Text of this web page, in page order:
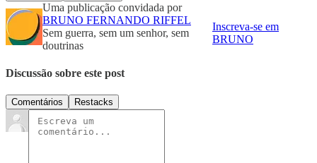
Uma publicação convidada por
BRUNO FERNANDO RIFFEL
Sem guerra, sem um senhor, sem
doutrinas
Inscreva-se em
BRUNO
Discussão sobre este post
Comentários Restacks